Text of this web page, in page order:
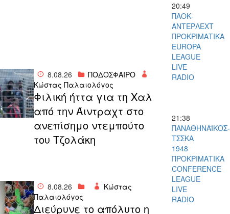
8.08.26
ΠΟΔΟΣΦΑΙΡΟ
Κώστας Παλαιολόγος
Φιλική ήττα για τη Χαλ
από την Άιντραχτ στο
ανεπίσημο ντεμπούτο
του Τζολάκη
8.08.26
Κώστας
Παλαιολόγος
Διεύρυνε το απόλυτο η
20:49
ΠΑΟΚ-
ΑΝΤΕΡΛΕΧΤ
ΠΡΟΚΡΙΜΑΤΙΚΑ
EUROPA
LEAGUE
LIVE
RADIO
21:38
ΠΑΝΑΘΗΝΑΪΚΟΣ-
ΤΣΣΚΑ
1948
ΠΡΟΚΡΙΜΑΤΙΚΑ
CONFERENCE
LEAGUE
LIVE
RADIO